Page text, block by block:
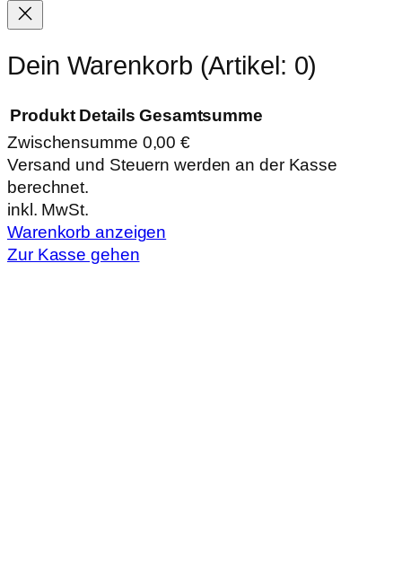
Dein Warenkorb (Artikel: 0)
Produkte
im
Warenkorb
Produkt Details Gesamtsumme
Zwischensumme 0,00 €
Versand und Steuern werden an der Kasse
berechnet.
inkl. MwSt.
Warenkorb anzeigen
Zur Kasse gehen